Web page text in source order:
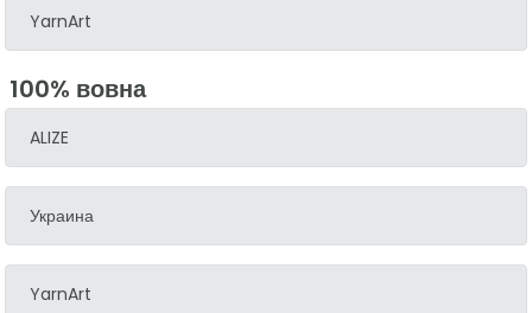
YarnArt
100% вовна
ALIZE
Украина
YarnArt